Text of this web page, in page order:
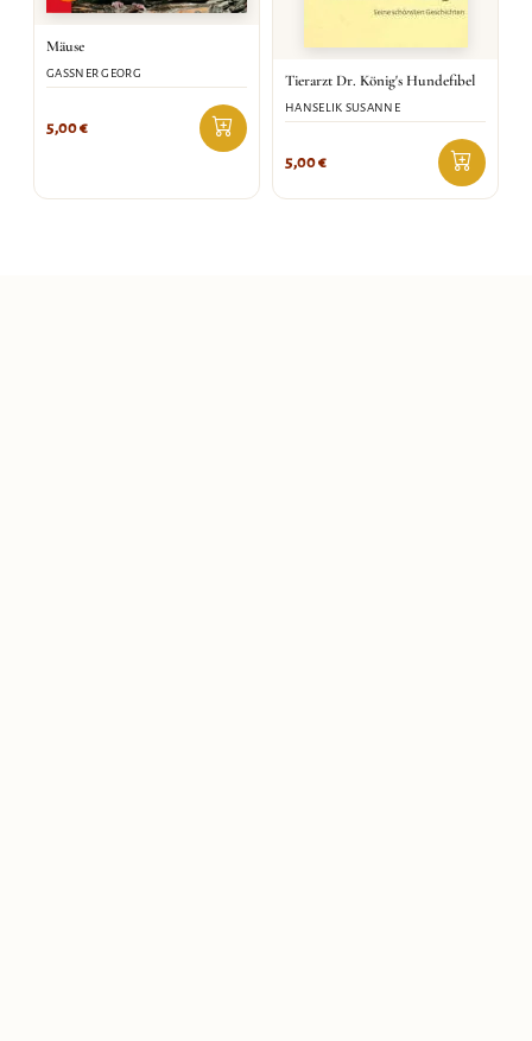
Mäuse
GASSNER GEORG
5,00€
Tierarzt Dr. König's Hundefibel
HANSELIK SUSANNE
5,00€